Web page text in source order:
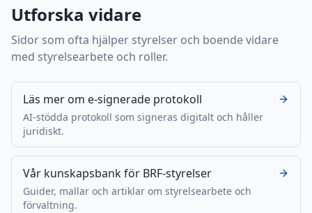
Utforska vidare
Sidor som ofta hjälper styrelser och boende vidare
med styrelsearbete och roller.
Läs mer om e-signerade protokoll
AI-stödda protokoll som signeras digitalt och håller
juridiskt.
Vår kunskapsbank för BRF-styrelser
Guider, mallar och artiklar om styrelsearbete och
förvaltning.